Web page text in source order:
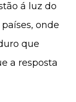
á luz do
onde
que
a resposta